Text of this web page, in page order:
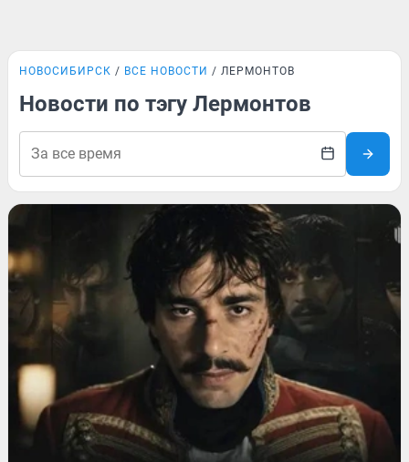
НОВОСИБИРСК ВСЕ НОВОСТИ ЛЕРМОНТОВ
Новости по тэгу Лермонтов